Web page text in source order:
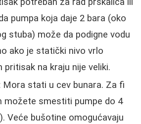
pumpa koja daje 2 bara (oko
stuba) može da podigne vodu
ako je statički nivo vrlo
pritisak na kraju nije veliki.
Mora stati u cev bunara. Za fi
možete smestiti pumpe do 4
Veće bušotine omogućavaju